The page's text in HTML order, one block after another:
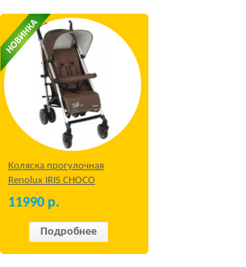
Коляска прогулочная
Renolux IRIS CHOCO
11990 р.
Подробнее